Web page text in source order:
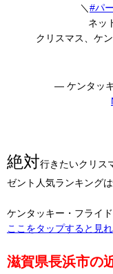
＼ #パ
ネッ
クリスマス、ケ
— ケンタッ
絶対行きたいクリス
ゼント人気ランキング
ケンタッキー・フライ
ここをタップすると見
滋賀県長浜市の